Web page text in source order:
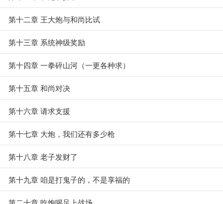
第十二章 王大炮与和尚比试
第十三章 系统神级奖励
第十四章 一拳碎山河（一更各种求）
第十五章 和尚对决
第十六章 请求支援
第十七章 大炮，我们还有多少枪
第十八章 老子发财了
第十九章 咱是打鬼子的，不是享福的